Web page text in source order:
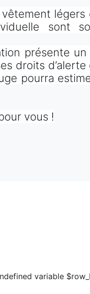
légers
sont
présente
droits
pourra
vous !
variable